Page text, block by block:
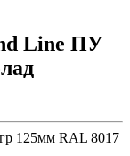
Line ПУ